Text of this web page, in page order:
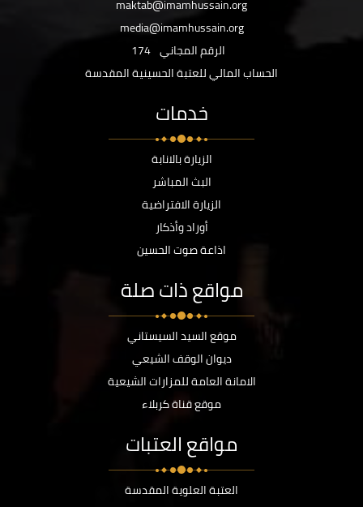
maktab@imamhussain.org
media@imamhussain.org
الرقم المجاني 174
الحساب المالي للعتبة الحسينية المقدسة
خدمات
الزيارة بالانابة
البث المباشر
الزيارة الافتراضية
أوراد وأذكار
اذاعة صوت الحسين
مواقع ذات صلة
موقع السيد السيستاني
ديوان الوقف الشيعي
الامانة العامة للمزارات الشيعية
موقع قناة كربلاء
مواقع العتبات
العتبة العلوية المقدسة